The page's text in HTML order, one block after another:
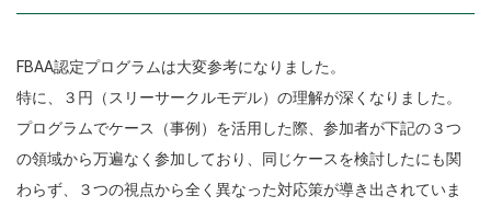
FBAA認定プログラムは大変参考になりました。
特に、３円（スリーサークルモデル）の理解が深くなりました。
プログラムでケース（事例）を活用した際、参加者が下記の３つ
の領域から万遍なく参加しており、同じケースを検討したにも関
わらず、３つの視点から全く異なった対応策が導き出されていま